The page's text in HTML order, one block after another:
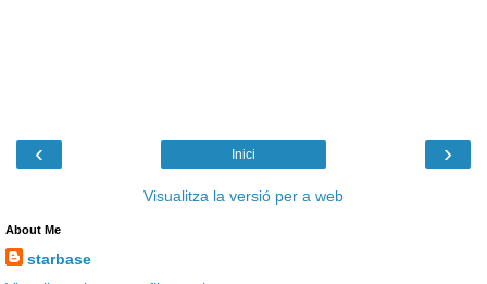
‹ ›
Inici
Visualitza la versió per a web
About Me
starbase